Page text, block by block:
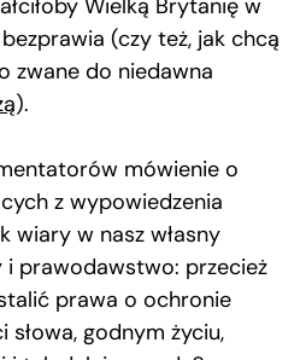
Wielką Brytanię w
(czy też, jak chcą
zwane do niedawna
).
mówienie o
z wypowiedzenia
wiary w nasz własny
prawodawstwo: przecież
prawa o ochronie
godnym życiu,